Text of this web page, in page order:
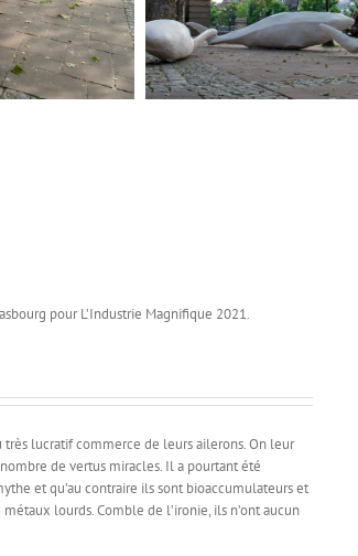
pourL’Industrie Magnifique 2021.
lucratif commerce de leurs ailerons. On leur
de vertus miracles. Il a pourtant été
et qu’au contraire ils sont bioaccumulateurs et
lourds. Comble de l’ironie, ils n’ont aucun